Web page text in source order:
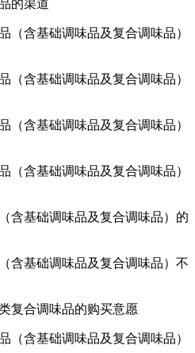
的渠道
（含基础调味品及复合调味品）
（含基础调味品及复合调味品）
（含基础调味品及复合调味品）
（含基础调味品及复合调味品）
含基础调味品及复合调味品）的
含基础调味品及复合调味品）不
复合调味品的购买意愿
（含基础调味品及复合调味品）